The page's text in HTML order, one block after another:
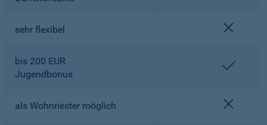
sehr flexibel
bis 200 EUR
Jugendbonus
als Wohnriester möglich